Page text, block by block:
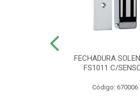
FECHADURA
FS1011 C/
Código: 670006